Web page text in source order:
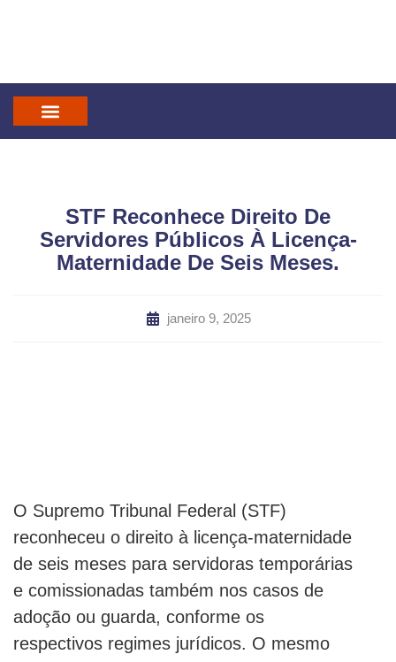
STF Reconhece Direito De
Servidores Públicos À Licença-
Maternidade De Seis Meses.
janeiro 9, 2025
O Supremo Tribunal Federal (STF)
reconheceu o direito à licença-maternidade
de seis meses para servidoras temporárias
e comissionadas também nos casos de
adoção ou guarda, conforme os
respectivos regimes jurídicos. O mesmo